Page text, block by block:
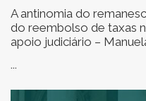
A antinomia do
do reembolso de taxas
apoio judiciário –
...